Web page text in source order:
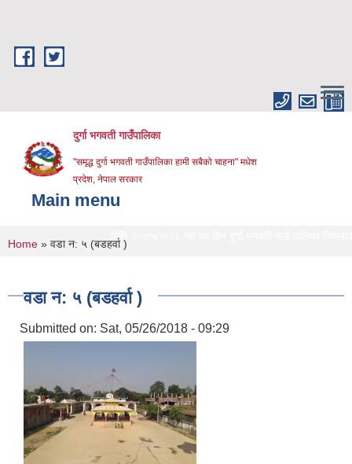
दुर्गा भगवती गाउँपालिका
"समृद्ध दुर्गा भगवती गाउँपालिका हामी सबैको चाहना" मधेश
प्रदेश, नेपाल सरकार
Main menu
मिति २०७५/१/२६ गते का दिन दुर्गा भगवती गाउँ पालिका
You are here
Home » वडा न: ५ (बडहर्वा )
वडा न: ५ (बडहर्वा )
Submitted on: Sat, 05/26/2018 - 09:29